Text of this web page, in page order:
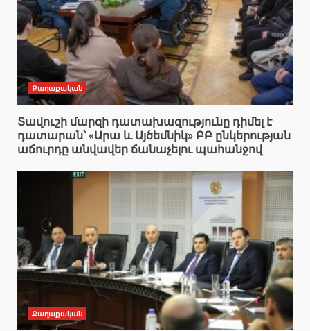
Քաղաքական
Տավուշի մարզի դատախազությունը դիմել է
դատարան՝ «Արա և Այծեմնիկ» ԲԲ ընկերության
աճուրդը անվավեր ճանաչելու պահանջով
Քաղաքական